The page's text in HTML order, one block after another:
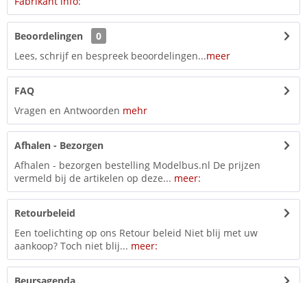
Beoordelingen
0
Lees, schrijf en bespreek beoordelingen...meer
FAQ
Vragen en Antwoorden mehr
Afhalen - Bezorgen
Afhalen - bezorgen bestelling Modelbus.nl De prijzen
vermeld bij de artikelen op deze... meer:
Retourbeleid
Een toelichting op ons Retour beleid Niet blij met uw
aankoop? Toch niet blij... meer: